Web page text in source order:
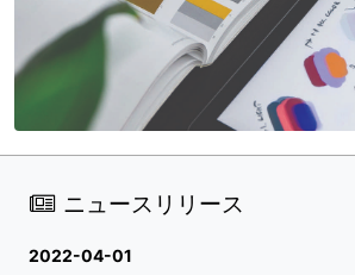
ニュースリリース
2022-04-01